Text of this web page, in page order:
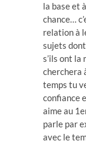
la base et
chance…
relation à
sujets
s’ils ont la
cherchera
temps tu
confiance
aime au
parle par
avec le